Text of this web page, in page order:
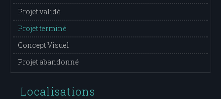
Projet validé
Projet terminé
Concept Visuel
Projet abandonné
Localisations